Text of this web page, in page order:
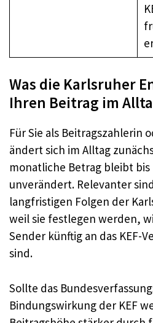
Was die Karlsruher
Ihren Beitrag im
Für Sie als Beitragszahlerin
ändert sich im Alltag
monatliche Betrag bleibt bis
unverändert. Relevanter
langfristigen Folgen der
weil sie festlegen werden,
Sender künftig an das KEF-
sind.
Sollte das
Bindungswirkung der KEF